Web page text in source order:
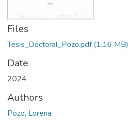
Files
Tesis_Doctoral_Pozo.pdf(1.16 MB)
Date
2024
Authors
Pozo, Lorena